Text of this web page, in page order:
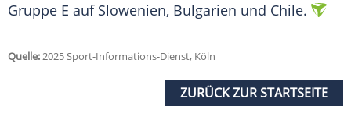
Gruppe E auf Slowenien, Bulgarien und Chile.
Quelle:2025 Sport-Informations-Dienst, Köln
ZURÜCK ZUR STARTSEITE